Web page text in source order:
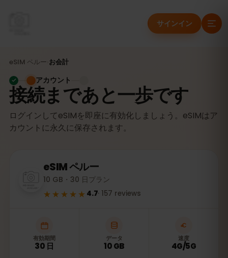
サインイン
eSIM ペルー お会計
接続まであと一歩です
ログインしてeSIMを即座に有効化しましょう。eSIMはア
カウントに永久に保存されます。
アカウント
eSIMペルー
10 GB・30 日プラン
★★★★★ 4.7· 157 reviews
有効期間
30 日
データ
10 GB
速度
4G/5G